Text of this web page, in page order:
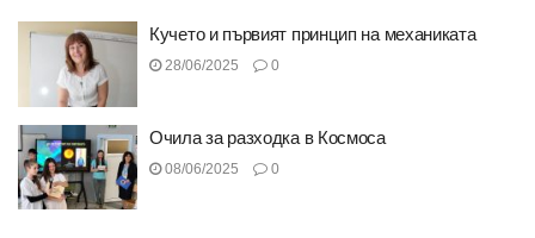
Кучето и първият принцип на механиката
28/06/2025 0
Очила за разходка в Космоса
08/06/2025 0